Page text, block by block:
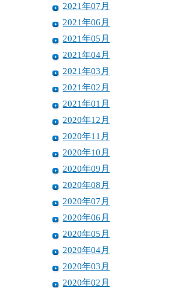
2021年07月
2021年06月
2021年05月
2021年04月
2021年03月
2021年02月
2021年01月
2020年12月
2020年11月
2020年10月
2020年09月
2020年08月
2020年07月
2020年06月
2020年05月
2020年04月
2020年03月
2020年02月